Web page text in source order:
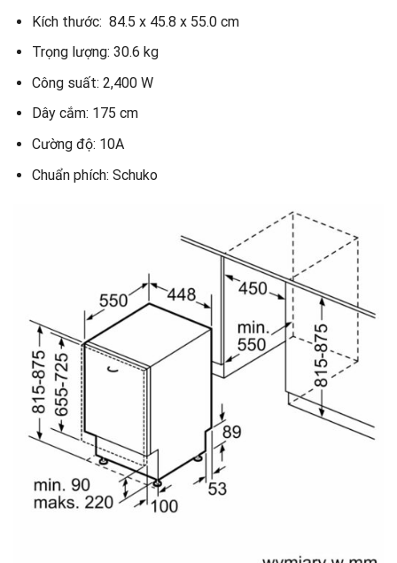
Kích thước: 84.5 x 45.8 x 55.0 cm
Trọng lượng: 30.6 kg
Công suất: 2,400 W
Dây cắm: 175 cm
Cường độ: 10A
Chuẩn phích: Schuko